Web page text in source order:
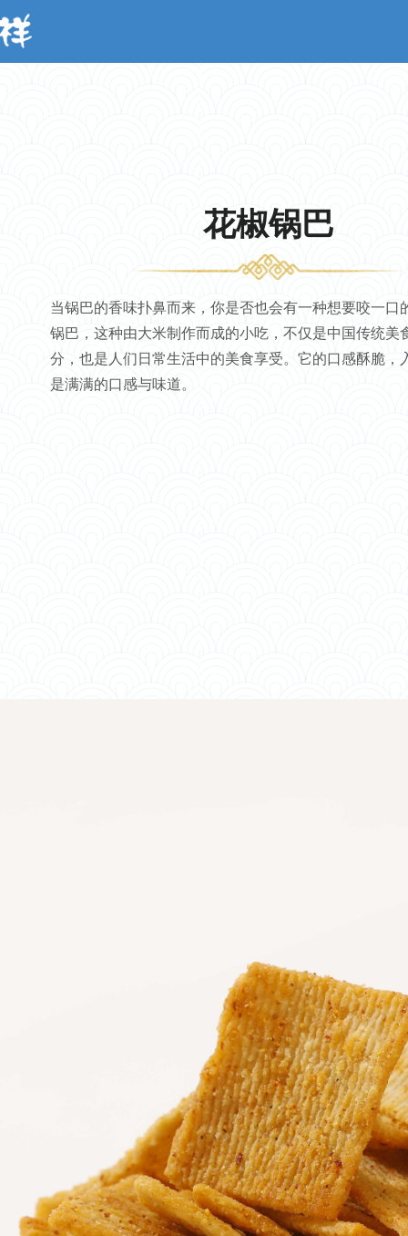
花椒锅巴
当锅巴的香味扑鼻而来，你是否也会有一种想要咬一口
锅巴，这种由大米制作而成的小吃，不仅是中国传统美
分，也是人们日常生活中的美食享受。它的口感酥脆，
是满满的口感与味道。